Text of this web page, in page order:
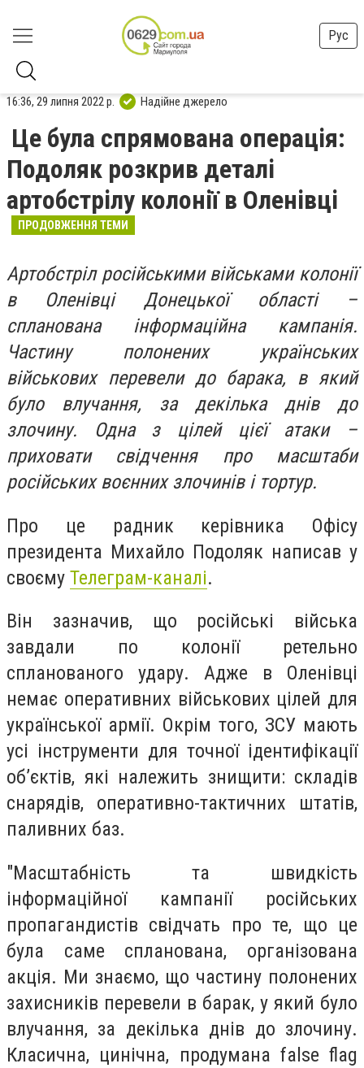
Рус
16:36, 29 липня 2022 р. Надійне джерело
Це була спрямована операція:
Подоляк розкрив деталі
артобстрілу колонії в Оленівці
ПРОДОВЖЕННЯ ТЕМИ
Артобстріл російськими військами колонії
в Оленівці Донецької області –
спланована інформаційна кампанія.
Частину полонених українських
військових перевели до барака, в який
було влучання, за декілька днів до
злочину. Одна з цілей цієї атаки –
приховати свідчення про масштаби
російських воєнних злочинів і тортур.
Про це радник керівника Офісу
президента Михайло Подоляк написав у
своєму Телеграм-каналі.
Він зазначив, що російські війська
завдали по колонії ретельно
спланованого удару. Адже в Оленівці
немає оперативних військових цілей для
української армії. Окрім того, ЗСУ мають
усі інструменти для точної ідентифікації
об’єктів, які належить знищити: складів
снарядів, оперативно-тактичних штатів,
паливних баз.
"Масштабність та швидкість
інформаційної кампанії російських
пропагандистів свідчать про те, що це
була саме спланована, організована
акція. Ми знаємо, що частину полонених
захисників перевели в барак, у який було
влучання, за декілька днів до злочину.
Класична, цинічна, продумана false flag